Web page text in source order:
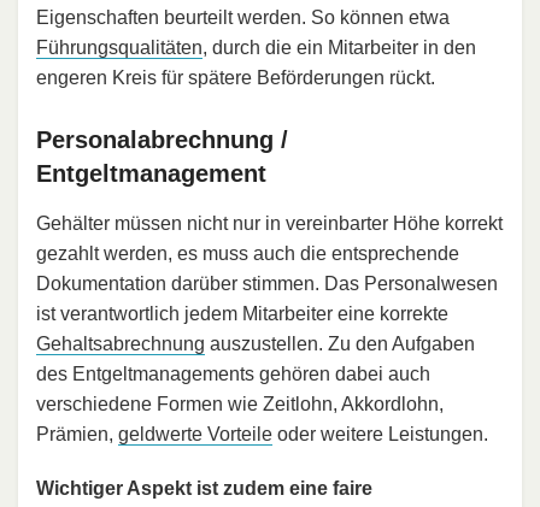
Eigenschaften beurteilt werden. So können etwa
Führungsqualitäten, durch die ein Mitarbeiter in den
engeren Kreis für spätere Beförderungen rückt.
Personalabrechnung /
Entgeltmanagement
Gehälter müssen nicht nur in vereinbarter Höhe korrekt
gezahlt werden, es muss auch die entsprechende
Dokumentation darüber stimmen. Das Personalwesen
ist verantwortlich jedem Mitarbeiter eine korrekte
Gehaltsabrechnung auszustellen. Zu den Aufgaben
des Entgeltmanagements gehören dabei auch
verschiedene Formen wie Zeitlohn, Akkordlohn,
Prämien, geldwerte Vorteile oder weitere Leistungen.
Wichtiger Aspekt ist zudem eine faire